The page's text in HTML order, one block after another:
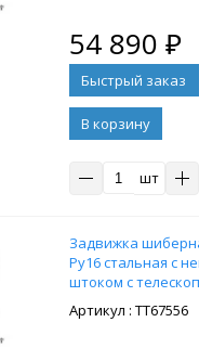
54 890 ₽
В корзину
шт
Задвижка
Ру16 стальная с
штоком с
1200-2000 мм, на
управление Т-
: ТТ67556